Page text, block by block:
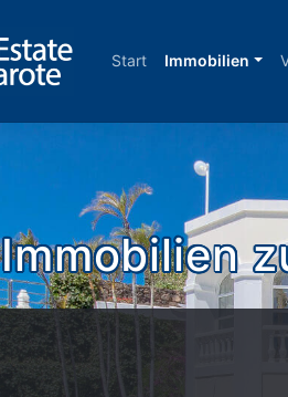
Start Immobilien
Immobilien